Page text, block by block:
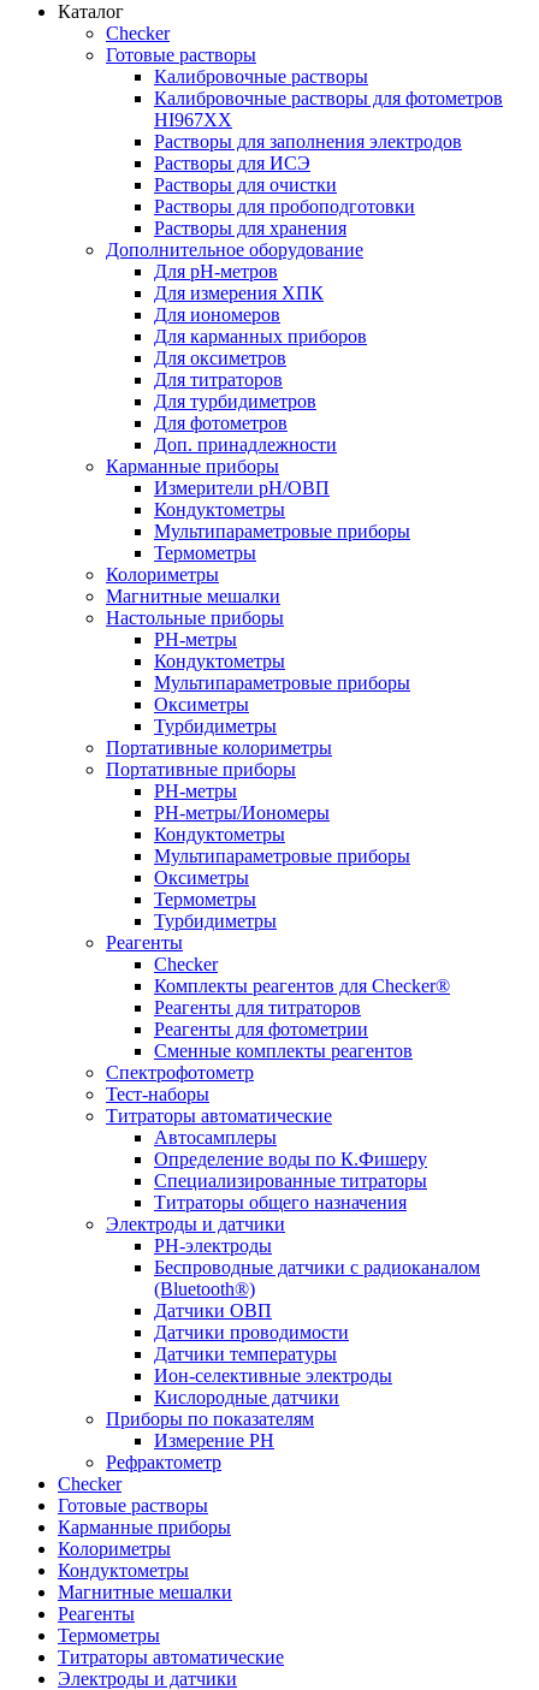
Каталог
Checker
Готовые растворы
Калибровочные растворы
Калибровочные растворы для фотометров
HI967ХХ
Растворы для заполнения электродов
Растворы для ИСЭ
Растворы для очистки
Растворы для пробоподготовки
Растворы для хранения
Дополнительное оборудование
Для pH-метров
Для измерения ХПК
Для иономеров
Для карманных приборов
Для оксиметров
Для титраторов
Для турбидиметров
Для фотометров
Доп. принадлежности
Карманные приборы
Измерители pH/ОВП
Кондуктометры
Мультипараметровые приборы
Термометры
Колориметры
Магнитные мешалки
Настольные приборы
PH-метры
Кондуктометры
Мультипараметровые приборы
Оксиметры
Турбидиметры
Портативные колориметры
Портативные приборы
PH-метры
PH-метры/Иономеры
Кондуктометры
Мультипараметровые приборы
Оксиметры
Термометры
Турбидиметры
Реагенты
Checker
Комплекты реагентов для Checker®
Реагенты для титраторов
Реагенты для фотометрии
Сменные комплекты реагентов
Спектрофотометр
Тест-наборы
Титраторы автоматические
Автосамплеры
Определение воды по К.Фишеру
Специализированные титраторы
Титраторы общего назначения
Электроды и датчики
PH-электроды
Беспроводные датчики с радиоканалом
(Bluetooth®)
Датчики ОВП
Датчики проводимости
Датчики температуры
Ион-селективные электроды
Кислородные датчики
Приборы по показателям
Измерение PH
Рефрактометр
Checker
Готовые растворы
Карманные приборы
Колориметры
Кондуктометры
Магнитные мешалки
Реагенты
Термометры
Титраторы автоматические
Электроды и датчики